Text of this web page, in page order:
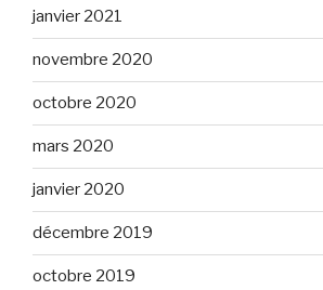
janvier 2021
novembre 2020
octobre 2020
mars 2020
janvier 2020
décembre 2019
octobre 2019